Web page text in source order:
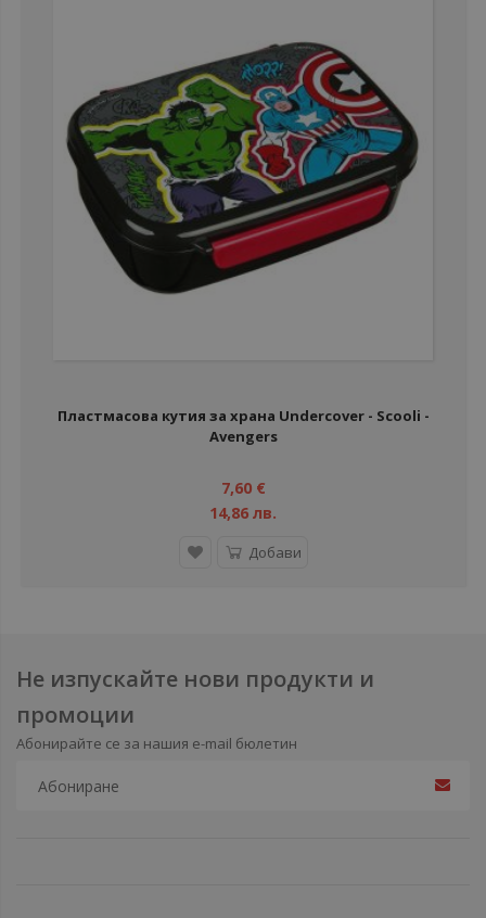
Пластмасова кутия за храна Undercover - Scooli -
Avengers
7,60 €
14,86 лв.
Добави
Не изпускайте нови продукти и
промоции
Абонирайте се за нашия e-mail бюлетин